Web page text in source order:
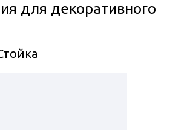
для декоративного